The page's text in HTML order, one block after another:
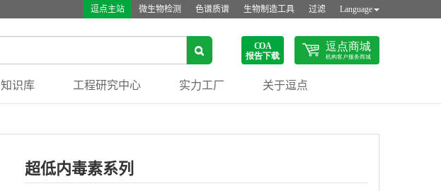
逗点主站 微生物检测 色谱质谱 生物制造工具 过滤 Language
知识库 工程研究中心 实力工厂 关于逗点
超低内毒素系列